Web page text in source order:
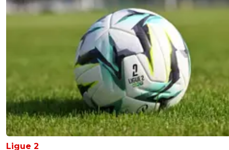
0+ Répondre
20 mai 2020 à 15:46 1
Serait-ce notre taupe ?? 🙄
Répondre
nicooo-lacazmonb-bew 20 mai 2020 à 15:34 + 0
Oh putain !Dégouté, ça m'a flingué la journée 😢Le seul
staff qu'il fallait absolument garder, bah non, on le laisse
et on garde des boulets comme baticle et caçappa !!!!!Je
comprend pas là ...
Ligue 2